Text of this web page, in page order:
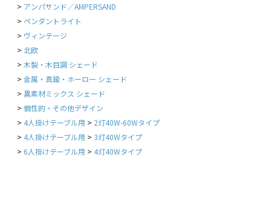
アンパサンド／AMPERSAND
ペンダントライト
ヴィンテージ
北欧
木製・木目調 シェード
金属・真鍮・ホーロー シェード
異素材ミックス シェード
個性的・その他デザイン
4人掛けテーブル用
2灯40W-60Wタイプ
4人掛けテーブル用
3灯40Wタイプ
6人掛けテーブル用
4灯40Wタイプ